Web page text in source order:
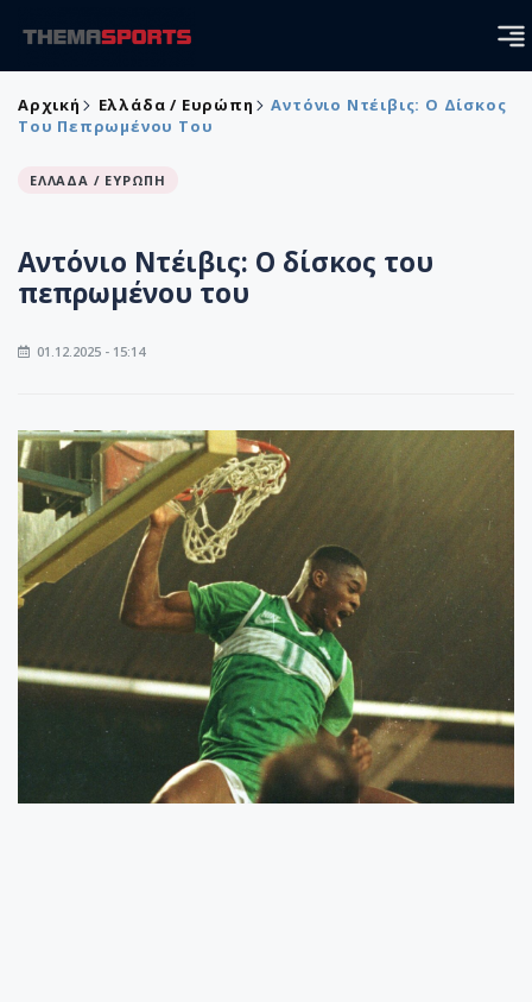
Αρχική Ελλάδα / Ευρώπη
Αντόνιο Ντέιβις: Ο Δίσκος
Του Πεπρωμένου Του
ΕΛΛΑΔΑ / ΕΥΡΩΠΗ
Αντόνιο Ντέιβις: Ο δίσκος του
πεπρωμένου του
01.12.2025 - 15:14